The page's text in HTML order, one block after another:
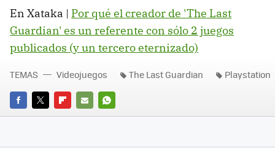
En Xataka | Por qué el creador de 'The Last
Guardian' es un referente con sólo 2 juegos
publicados (y un tercero eternizado)
FACEBOOK
TWITTERFLIPBOARD
E-
WHATSAPP
TEMAS Videojuegos The Last Guardian Playstation